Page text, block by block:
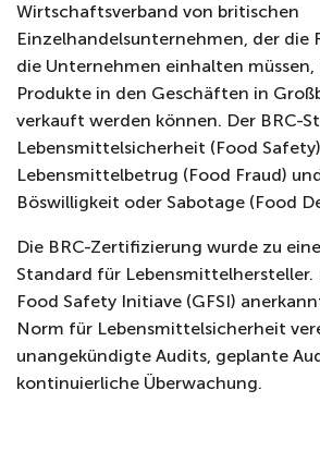
Wirtschaftsverband von britischen
Einzelhandelsunternehmen, der die
die Unternehmen einhalten
Produkte in den Geschäften in
verkauft werden können. Der BRC-
Lebensmittelsicherheit (Food
Lebensmittelbetrug (Food Fraud)
Böswilligkeit oder Sabotage (Food
Die BRC-Zertifizierung wurde zu
Standard für Lebensmittelhersteller.
Food Safety Initiave (GFSI)
Norm für Lebensmittelsicherheit
unangekündigte Audits, geplante
kontinuierliche Überwachung.